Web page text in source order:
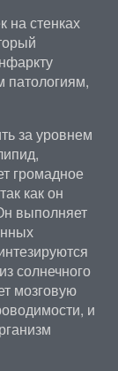
на стенках
патологиям,
за уровнем
громадное
как он
выполняет
солнечного
мозговую
и